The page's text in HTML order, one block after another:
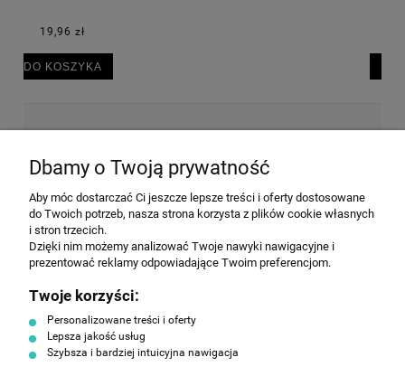
Wyrażam zgodę na przesyłanie informacji
handlowej na poniższy adres email. Więcej w
Polityce prywatności.
ZAPISZ SIĘ
Dbamy o Twoją prywatność
Aby móc dostarczać Ci jeszcze lepsze treści i oferty dostosowane
do Twoich potrzeb, nasza strona korzysta z plików cookie własnych
i stron trzecich.
Dzięki nim możemy analizować Twoje nawyki nawigacyjne i
prezentować reklamy odpowiadające Twoim preferencjom.
Twoje korzyści:
Personalizowane treści i oferty
Lepsza jakość usług
Szybsza i bardziej intuicyjna nawigacja